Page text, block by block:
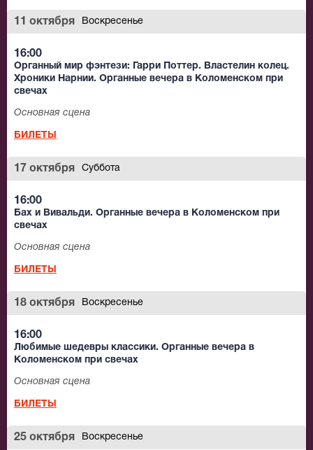
11 октября Воскресенье
16:00
Органный мир фэнтези: Гарри Поттер. Властелин колец.
Хроники Нарнии. Органные вечера в Коломенском при
свечах
Основная сцена
БИЛЕТЫ
17 октября Суббота
16:00
Бах и Вивальди. Органные вечера в Коломенском при
свечах
Основная сцена
БИЛЕТЫ
18 октября Воскресенье
16:00
Любимые шедевры классики. Органные вечера в
Коломенском при свечах
Основная сцена
БИЛЕТЫ
25 октября Воскресенье